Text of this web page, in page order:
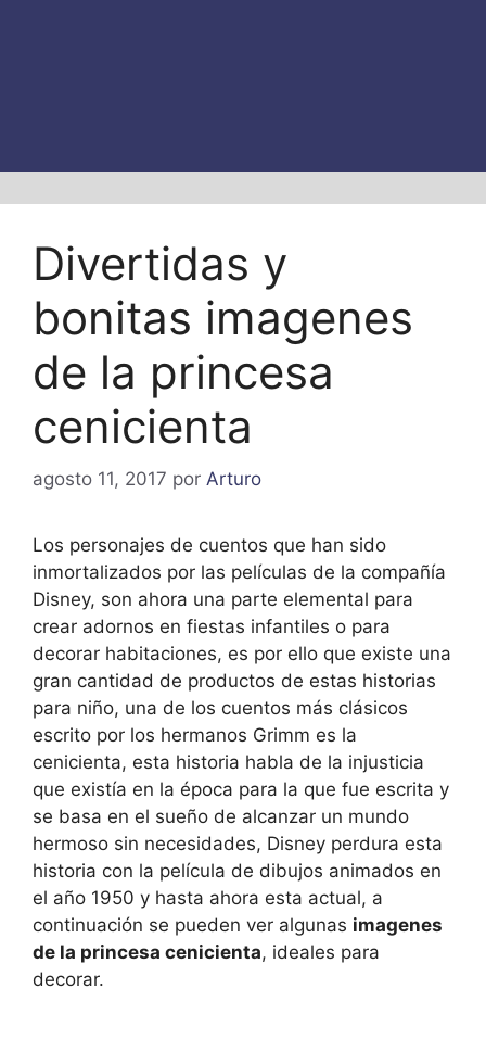
Divertidas y
bonitas imagenes
de la princesa
cenicienta
agosto 11, 2017 por Arturo
Los personajes de cuentos que han sido
inmortalizados por las películas de la compañía
Disney, son ahora una parte elemental para
crear adornos en fiestas infantiles o para
decorar habitaciones, es por ello que existe una
gran cantidad de productos de estas historias
para niño, una de los cuentos más clásicos
escrito por los hermanos Grimm es la
cenicienta, esta historia habla de la injusticia
que existía en la época para la que fue escrita y
se basa en el sueño de alcanzar un mundo
hermoso sin necesidades, Disney perdura esta
historia con la película de dibujos animados en
el año 1950 y hasta ahora esta actual, a
continuación se pueden ver algunas imagenes
de la princesa cenicienta, ideales para
decorar.